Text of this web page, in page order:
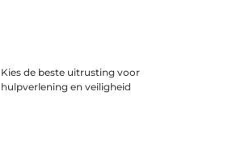
Kies de beste uitrusting voor
hulpverlening en veiligheid